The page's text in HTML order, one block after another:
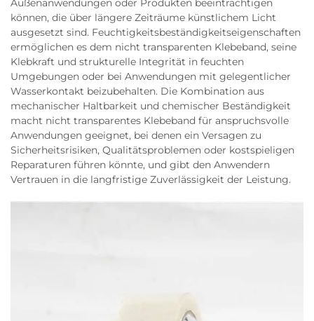
Außenanwendungen oder Produkten beeinträchtigen
können, die über längere Zeiträume künstlichem Licht
ausgesetzt sind. Feuchtigkeitsbeständigkeitseigenschaften
ermöglichen es dem nicht transparenten Klebeband, seine
Klebkraft und strukturelle Integrität in feuchten
Umgebungen oder bei Anwendungen mit gelegentlicher
Wasserkontakt beizubehalten. Die Kombination aus
mechanischer Haltbarkeit und chemischer Beständigkeit
macht nicht transparentes Klebeband für anspruchsvolle
Anwendungen geeignet, bei denen ein Versagen zu
Sicherheitsrisiken, Qualitätsproblemen oder kostspieligen
Reparaturen führen könnte, und gibt den Anwendern
Vertrauen in die langfristige Zuverlässigkeit der Leistung.